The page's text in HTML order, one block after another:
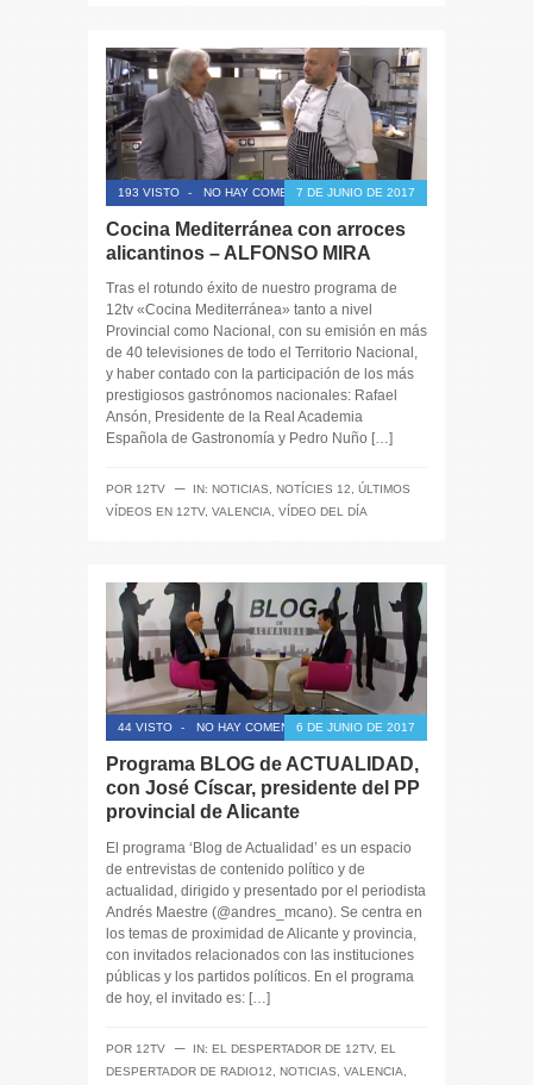
193 VISTO - NO HAY COMENTARIOS7 DE JUNIO DE 2017
Cocina Mediterránea con arroces
alicantinos – ALFONSO MIRA
Tras el rotundo éxito de nuestro programa de
12tv «Cocina Mediterránea» tanto a nivel
Provincial como Nacional, con su emisión en más
de 40 televisiones de todo el Territorio Nacional,
y haber contado con la participación de los más
prestigiosos gastrónomos nacionales: Rafael
Ansón, Presidente de la Real Academia
Española de Gastronomía y Pedro Nuño […]
POR 12TV ─ IN: NOTICIAS, NOTÍCIES 12, ÚLTIMOS
VÍDEOS EN 12TV, VALENCIA, VÍDEO DEL DÍA
44 VISTO - NO HAY COMENTARIOS6 DE JUNIO DE 2017
Programa BLOG de ACTUALIDAD,
con José Císcar, presidente del PP
provincial de Alicante
El programa ‘Blog de Actualidad’ es un espacio
de entrevistas de contenido político y de
actualidad, dirigido y presentado por el periodista
Andrés Maestre (@andres_mcano). Se centra en
los temas de proximidad de Alicante y provincia,
con invitados relacionados con las instituciones
públicas y los partidos políticos. En el programa
de hoy, el invitado es: […]
POR 12TV ─ IN: EL DESPERTADOR DE 12TV, EL
DESPERTADOR DE RADIO12
NOTICIAS VALENCIA